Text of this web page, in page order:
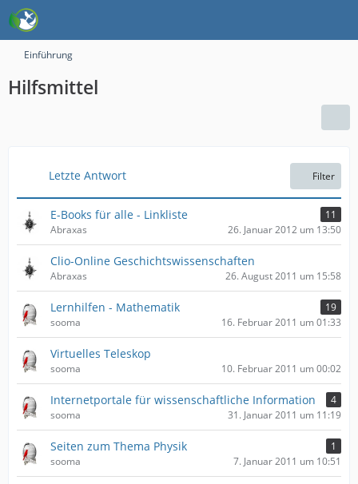
Einführung
Hilfsmittel
Letzte Antwort Filter
E-Books für alle - Linkliste
11
Abraxas
26. Januar 2012 um 13:50
Clio-Online Geschichtswissenschaften
Abraxas 26. August 2011 um 15:58
Lernhilfen - Mathematik
19
sooma
16. Februar 2011 um 01:33
Virtuelles Teleskop
sooma 10. Februar 2011 um 00:02
Internetportale für wissenschaftliche Information
4
sooma
31. Januar 2011 um 11:19
Seiten zum Thema Physik
1
sooma
7. Januar 2011 um 10:51